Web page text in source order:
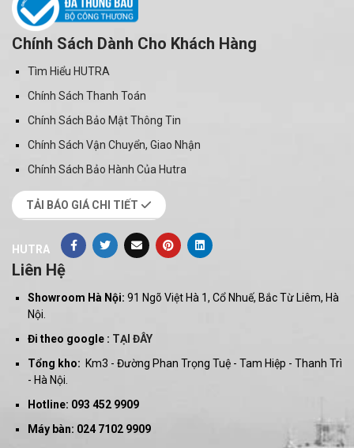
Chính Sách Dành Cho Khách Hàng
Tìm Hiểu HUTRA
Chính Sách Thanh Toán
Chính Sách Bảo Mật Thông Tin
Chính Sách Vận Chuyển, Giao Nhận
Chính Sách Bảo Hành Của Hutra
TẢI BÁO GIÁ CHI TIẾT
HUTRA
Liên Hệ
Showroom Hà Nội: 91 Ngõ Việt Hà 1, Cổ Nhuế, Bắc Từ Liêm, Hà
Nội.
Đi theo google : TẠI ĐÂY
Tổng kho: Km3 - Đường Phan Trọng Tuệ - Tam Hiệp - Thanh Trì
- Hà Nội.
Hotline: 093 452 9909
Máy bàn: 024 7102 9909